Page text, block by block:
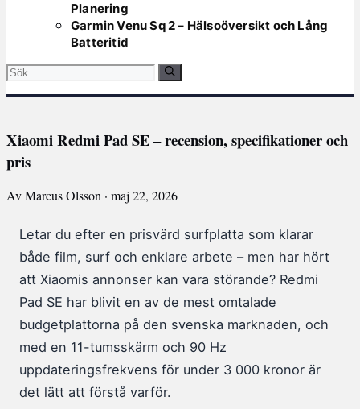
Planering
Garmin Venu Sq 2 – Hälsoöversikt och Lång
Batteritid
Sök
Xiaomi Redmi Pad SE – recension, specifikationer och
pris
Av Marcus Olsson · maj 22, 2026
Letar du efter en prisvärd surfplatta som klarar
både film, surf och enklare arbete – men har hört
att Xiaomis annonser kan vara störande? Redmi
Pad SE har blivit en av de mest omtalade
budgetplattorna på den svenska marknaden, och
med en 11-tumsskärm och 90 Hz
uppdateringsfrekvens för under 3 000 kronor är
det lätt att förstå varför.